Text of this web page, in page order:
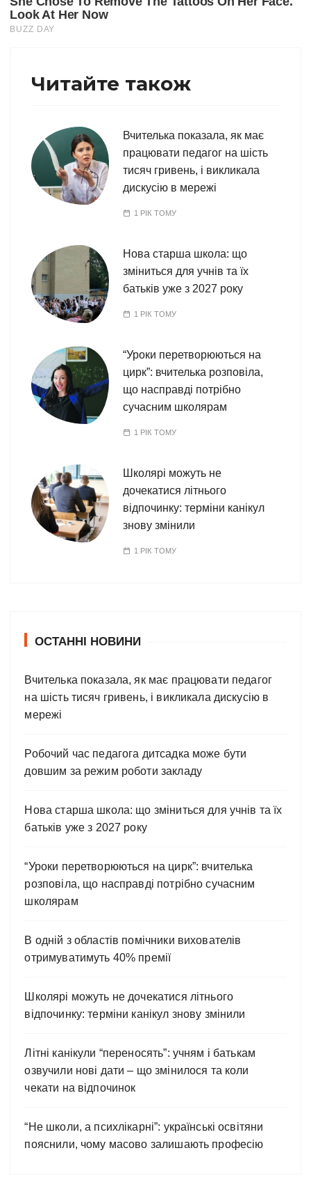
Читайте також
Вчителька показала, як має
працювати педагог на шість
тисяч гривень, і викликала
дискусію в мережі
1 РІК ТОМУ
Нова старша школа: що
зміниться для учнів та їх
батьків уже з 2027 року
1 РІК ТОМУ
“Уроки перетворюються на
цирк”: вчителька розповіла,
що насправді потрібно
сучасним школярам
1 РІК ТОМУ
Школярі можуть не
дочекатися літнього
відпочинку: терміни канікул
знову змінили
1 РІК ТОМУ
ОСТАННІ НОВИНИ
Вчителька показала, як має працювати педагог
на шість тисяч гривень, і викликала дискусію в
мережі
Робочий час педагога дитсадка може бути
довшим за режим роботи закладу
Нова старша школа: що зміниться для учнів та їх
батьків уже з 2027 року
“Уроки перетворюються на цирк”: вчителька
розповіла, що насправді потрібно сучасним
школярам
В одній з областів помічники вихователів
отримуватимуть 40% премії
Школярі можуть не дочекатися літнього
відпочинку: терміни канікул знову змінили
Літні канікули “переносять”: учням і батькам
озвучили нові дати – що змінилося та коли
чекати на відпочинок
“Не школи, а психлікарні”: українські освітяни
пояснили, чому масово залишають професію